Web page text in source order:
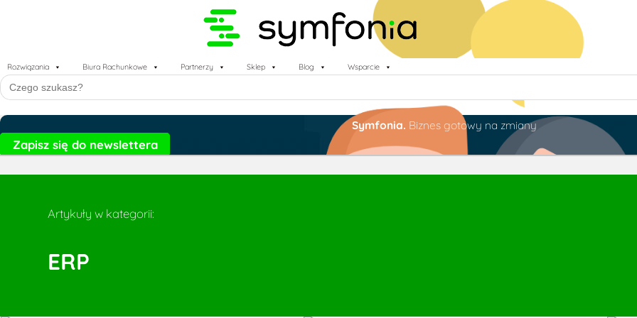
Rozwiązania Biura Rachunkowe Partnerzy Sklep Blog Wsparcie
Search
for:
Symfonia. Biznes gotowy na zmiany
Zapisz się do newslettera
Artykuły w kategorii:
ERP